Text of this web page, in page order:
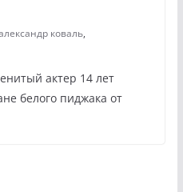
коваль,
актер 14 лет
белого пиджака от